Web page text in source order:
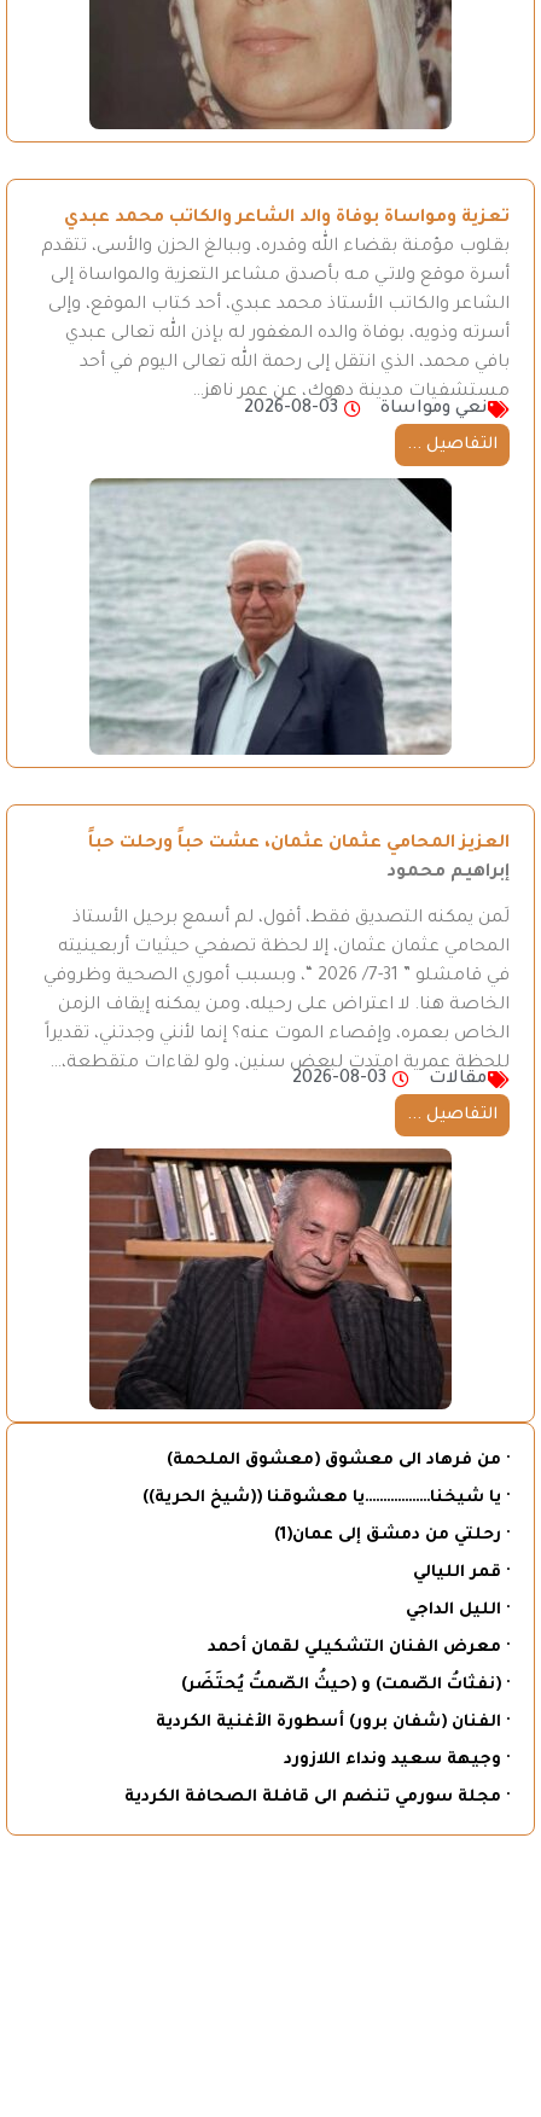
تعزية ومواساة بوفاة والد الشاعر والكاتب محمد عبدي
بقلوب مؤمنة بقضاء الله وقدره، وببالغ الحزن والأسى، تتقدم
أسرة موقع ولاتـي مـه بأصدق مشاعر التعزية والمواساة إلى
الشاعر والكاتب الأستاذ محمد عبدي، أحد كتاب الموقع، وإلى
أسرته وذويه، بوفاة والده المغفور له بإذن الله تعالى عبدي
بافي محمد، الذي انتقل إلى رحمة الله تعالى اليوم في أحد
مستشفيات مدينة دهوك، عن عمر ناهز…
نعي ومواساة
2026-08-03
التفاصيل ...
العزيز المحامي عثمان عثمان، عشت حباً ورحلت حباً
إبراهيم محمود
لَمن يمكنه التصديق فقط، أقول، لم أسمع برحيل الأستاذ
المحامي عثمان عثمان، إلا لحظة تصفحي حيثيات أربعينيته
في قامشلو ” 31-7/ 2026 “، وبسبب أموري الصحية وظروفي
الخاصة هنا. لا اعتراض على رحيله، ومن يمكنه إيقاف الزمن
الخاص بعمره، وإقصاء الموت عنه؟ إنما لأنني وجدتني، تقديراً
للحظة عمرية امتدت لبعض سنين، ولو لقاءات متقطعة،…
مقالات
2026-08-03
التفاصيل ...
· من فرهاد الى معشوق (معشوق الملحمة)
· يا شيخنا………………يا معشوقنا ((شيخ الحرية))
· رحلتي من دمشق إلى عمان(1)
· قمر الليالي
· الليل الداجي
· معرض الفنان التشكيلي لقمان أحمد
· (نفثاتُ الصّمت) و (حيثُ الصّمتُ يُحتَضَر)
· الفنان (شفان برور) أسطورة الأغنية الكردية
· وجيهة سعيد ونداء اللازورد
· مجلة سورمي تنضم الى قافلة الصحافة الكردية